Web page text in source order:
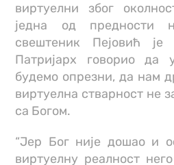
виртуелни због
једна од предности
свештеник Пејовић
Патријарх говорио
будемо опрезни, да нам
виртуелна стварност не
са Богом.
“Јер Бог није дошао и
виртуелну реалност